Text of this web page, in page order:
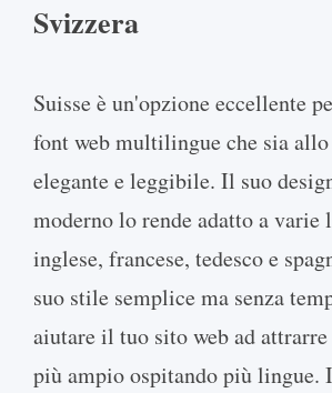
Svizzera
Suisse è un'opzione eccellente
font web multilingue che sia allo
elegante e leggibile. Il suo
moderno lo rende adatto a varie
inglese, francese, tedesco e
suo stile semplice ma senza
aiutare il tuo sito web ad
più ampio ospitando più lingue.